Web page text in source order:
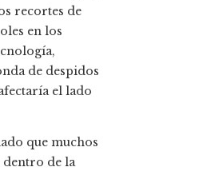
recortes de
en los
de despidos
el lado
que muchos
de la